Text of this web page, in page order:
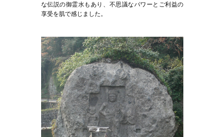
な伝説の御霊水もあり、不思議なパワーとご利益の
享受を肌で感じました。